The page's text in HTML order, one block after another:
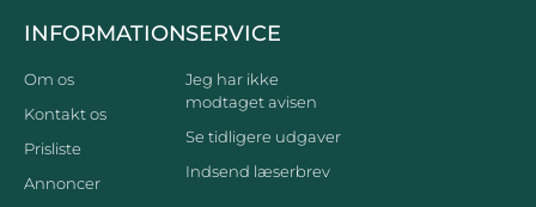
INFORMATION
Om os
Kontakt os
Prisliste
Annoncer
SERVICE
Jeg har ikke
modtaget avisen
Se tidligere udgaver
Indsend læserbrev